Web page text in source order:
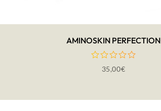
AMINOSKIN PERFECTION
35,00€